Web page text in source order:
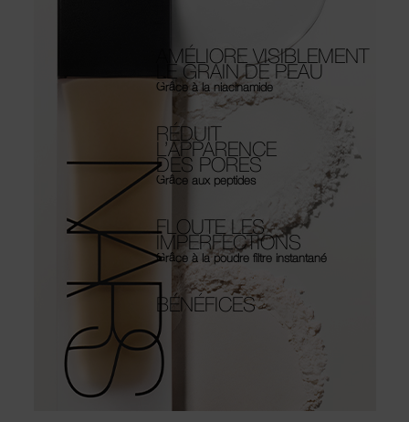
AMÉLIORE VISIBLEMENT
LE GRAIN DE PEAU
Grâce à la niacinamide
RÉDUIT
L’APPARENCE
DES PORES
Grâce aux peptides
FLOUTE LES
IMPERFECTIONS
Grâce à la poudre filtre instantané
BÉNÉFICES